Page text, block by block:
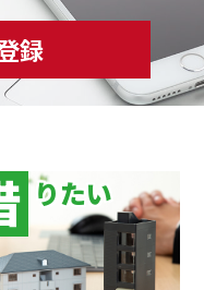
録
りたい